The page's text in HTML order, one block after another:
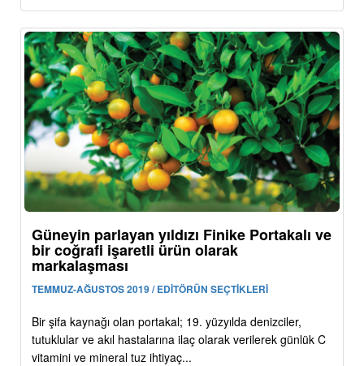
Güneyin parlayan yıldızı Finike Portakalı ve
bir coğrafi işaretli ürün olarak
markalaşması
TEMMUZ-AĞUSTOS 2019 / EDİTÖRÜN SEÇTİKLERİ
Bir şifa kaynağı olan portakal; 19. yüzyılda denizciler,
tutuklular ve akıl hastalarına ilaç olarak verilerek günlük C
vitamini ve mineral tuz ihtiyaç...